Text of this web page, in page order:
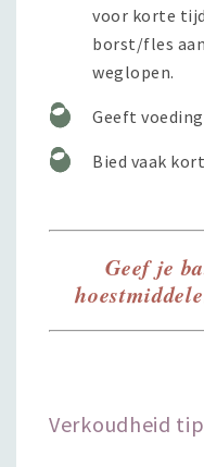
voor korte
borst/fles
weglopen.
Geeft
Bied vaak
Geef je
Verkoudheid